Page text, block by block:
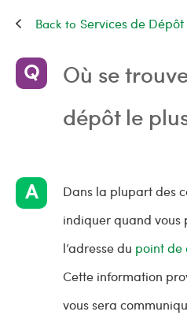
Services de Dépôt
Où se
dépôt le
Dans la plupart des
indiquer quand vous
l’adresse du point de
Cette information
vous sera